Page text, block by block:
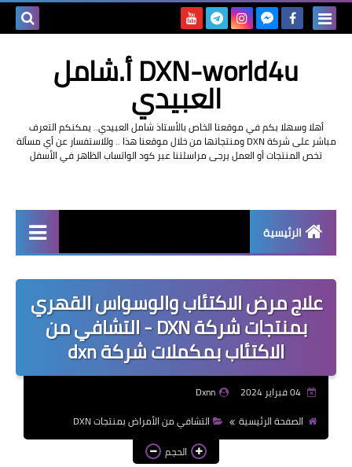
DXN-world4u أ.شامل
العبيدي
أهلا وسهلا بكم في موقعنا الخاص بالأستاذ شامل العبيدي.. يمكنكم التعرف
مباشر على شركة DXN ومنتجاتها من خلال موقعنا هذا .. وللاستفسار عن أي مسألة
تخص المنتجات أو العمل يرجى مراسلتنا عبر كود الواتساب الظاهر في الأسفل
الرئيسية
علاج مرض الاكتئاب والوسواس القهري
بمنتجات شركة DXN - التشافي من
الاكتئاب بمكملات شركة dxn
04 فبراير 2024
Dxnn
الصفحة الرئيسية
التشافي من الأمراض بمنتجات DXN
الحجم